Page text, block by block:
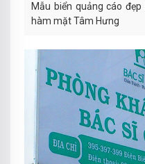
Mẫu biển quảng cáo
hàm mặt Tâm Hưng